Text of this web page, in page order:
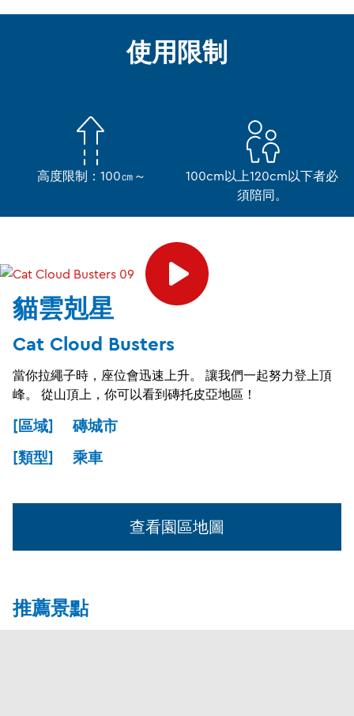
使用限制
高度限制：100㎝～
100cm以上120cm以下者必
須陪同。
貓雲剋星
Cat Cloud Busters
當你拉繩子時，座位會迅速上升。 讓我們一起努力登上頂
峰。 從山頂上，你可以看到磚托皮亞地區！
[區域] 磚城市
[類型] 乘車
查看園區地圖
推薦景點